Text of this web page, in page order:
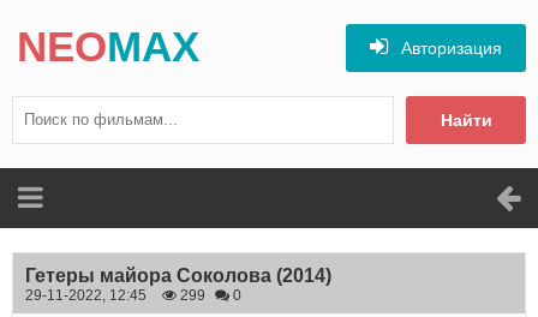
NEOMAX
Найти
Авторизация
Гетеры майора Соколова (2014)
29-11-2022, 12:45 299 0